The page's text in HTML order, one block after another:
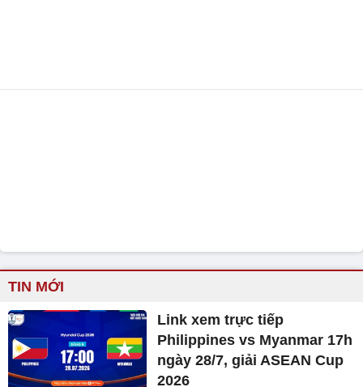
TIN MỚI
Link xem trực tiếp
Philippines vs Myanmar 17h
ngày 28/7, giải ASEAN Cup
2026